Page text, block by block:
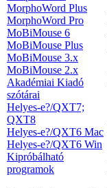
MorphoWord Plus
MorphoWord Pro
MoBiMouse 6
MoBiMouse Plus
MoBiMouse 3.x
MoBiMouse 2.x
Akadémiai Kiadó
szótárai
Helyes-e?/QXT7;
QXT8
Helyes-e?/QXT6 Mac
Helyes-e?/QXT6 Win
Kipróbálható
programok